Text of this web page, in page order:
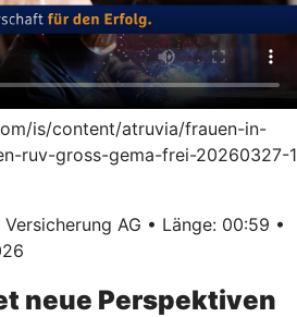
is/content/atruvia/frauen-in-
ruv-gross-gema-frei-20260327-1
AG • Länge: 00:59 •
neue Perspektiven